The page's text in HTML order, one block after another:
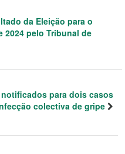
da Eleição para o
2024 pelo Tribunal de
para dois casos
colectiva de gripe